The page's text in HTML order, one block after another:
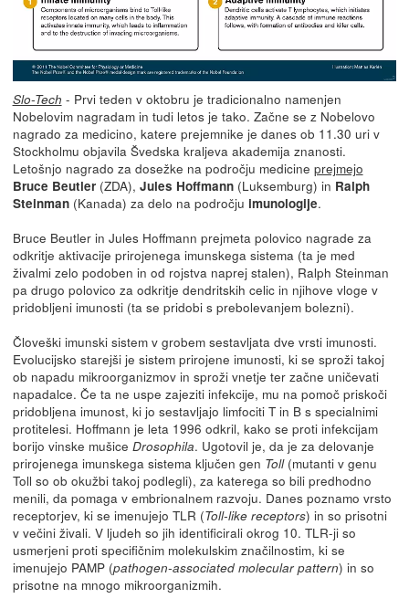
Slo-Tech - Prvi teden v oktobru je tradicionalno namenjen
Nobelovim nagradam in tudi letos je tako. Začne se z Nobelovo
nagrado za medicino, katere prejemnike je danes ob 11.30 uri v
Stockholmu objavila Švedska kraljeva akademija znanosti.
Letošnjo nagrado za dosežke na področju medicine prejmejo
Bruce Beutler(ZDA), Jules Hoffmann(Luksemburg) in Ralph
Steinman(Kanada) za delo na področju imunologije.
Bruce Beutler in Jules Hoffmann prejmeta polovico nagrade za
odkritje aktivacije prirojenega imunskega sistema (ta je med
živalmi zelo podoben in od rojstva naprej stalen), Ralph Steinman
pa drugo polovico za odkritje dendritskih celic in njihove vloge v
pridobljeni imunosti (ta se pridobi s prebolevanjem bolezni).
Človeški imunski sistem v grobem sestavljata dve vrsti imunosti.
Evolucijsko starejši je sistem prirojene imunosti, ki se sproži takoj
ob napadu mikroorganizmov in sproži vnetje ter začne uničevati
napadalce. Če ta ne uspe zajeziti infekcije, mu na pomoč priskoči
pridobljena imunost, ki jo sestavljajo limfociti T in B s specialnimi
protitelesi. Hoffmann je leta 1996 odkril, kako se proti infekcijam
borijo vinske mušice Drosophila. Ugotovil je, da je za delovanje
prirojenega imunskega sistema ključen gen Toll(mutanti v genu
Toll so ob okužbi takoj podlegli), za katerega so bili predhodno
menili, da pomaga v embrionalnem razvoju. Danes poznamo vrsto
receptorjev, ki se imenujejo TLR (Toll-like receptors) in so prisotni
v večini živali. V ljudeh so jih identificirali okrog 10. TLR-ji so
usmerjeni proti specifičnim molekulskim značilnostim, ki se
imenujejo PAMP (pathogen-associated molecular pattern) in so
prisotne na mnogo mikroorganizmih.